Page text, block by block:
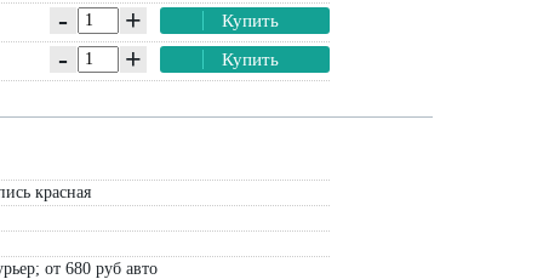
- + Купить
- + Купить
красная
от 680 руб авто